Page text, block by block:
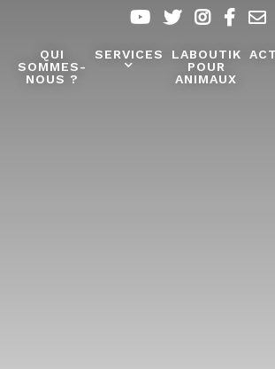
QUI
SOMMES-
NOUS ?
SERVICES
LABOUTIK
POUR
ANIMAUX